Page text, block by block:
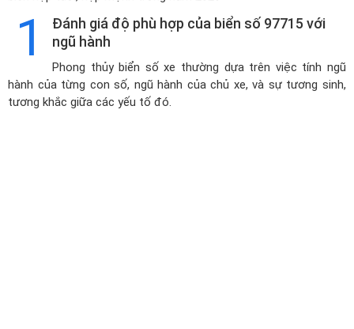
1
Đánh giá độ phù hợp của biển số 97715 với
ngũ hành
Phong thủy biển số xe thường dựa trên việc tính ngũ
hành của từng con số, ngũ hành của chủ xe, và sự tương sinh,
tương khắc giữa các yếu tố đó.